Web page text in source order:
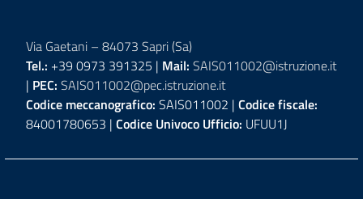
Via Gaetani – 84073 Sapri (Sa)
Tel.: +39 0973 391325 | Mail: SAIS011002@istruzione.it
| PEC: SAIS011002@pec.istruzione.it
Codice meccanografico: SAIS011002 | Codice fiscale:
84001780653 | Codice Univoco Ufficio: UFUU1J